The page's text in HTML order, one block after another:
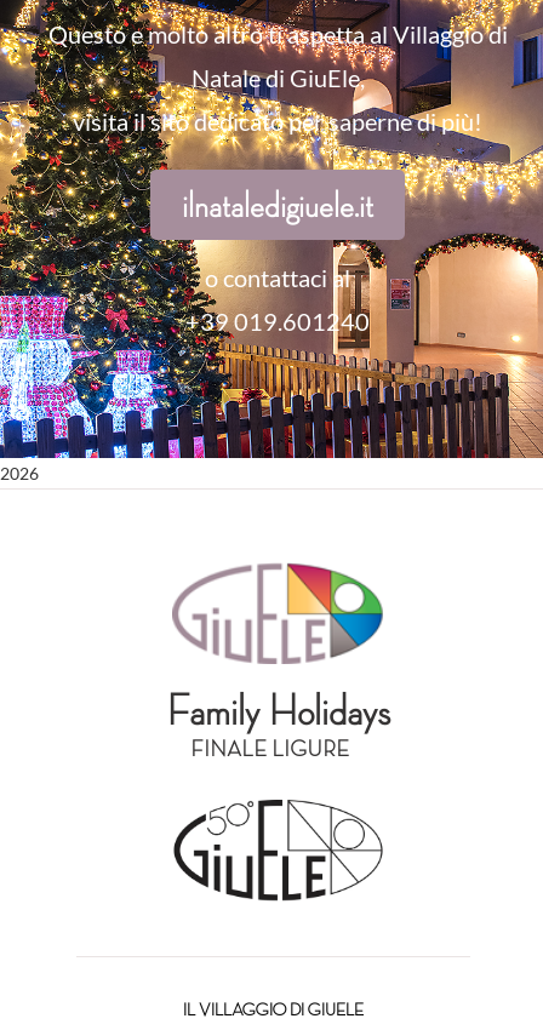
Questo e molto altro ti aspetta al Villaggio di
Natale di GiuEle,
visita il sito dedicato per saperne di più!
ilnataledigiuele.it
o contattaci al
+39 019.601240
2026
Family Holidays
FINALE LIGURE
IL VILLAGGIO DI GIUELE